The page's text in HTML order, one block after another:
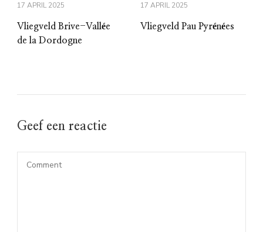
17 APRIL 2025
Vliegveld Brive-Vallée
de la Dordogne
17 APRIL 2025
Vliegveld Pau Pyrénées
Geef een reactie